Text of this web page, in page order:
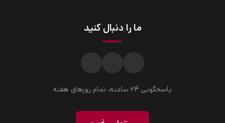
ما را دنبال کنید
پاسخگویی ۲۴ ساعته، تمام روزهای هفته